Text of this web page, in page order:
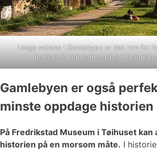
Langs vollene i Gamlebyen er det rom for
perfekt for en sommerdag i historiske
Gamlebyen er også
minste oppdage historien
På Fredrikstad Museum i Tøihuset
historien på en morsom måte. I